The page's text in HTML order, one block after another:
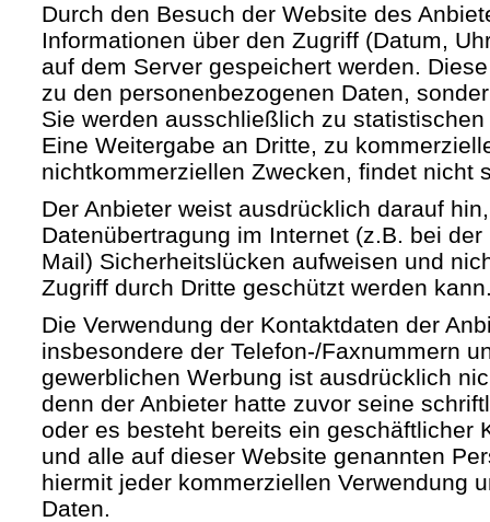
Durch den Besuch der Website des
Informationen über den Zugriff (Datum,
auf dem Server gespeichert werden.
zu den personenbezogenen Daten,
Sie werden ausschließlich zu
Eine Weitergabe an Dritte, zu
nichtkommerziellen Zwecken, findet nicht
Der Anbieter weist ausdrücklich darauf
Datenübertragung im Internet (z.B. bei
Mail) Sicherheitslücken aufweisen und
Zugriff durch Dritte geschützt werden
Die Verwendung der Kontaktdaten der
insbesondere der Telefon-/Faxnummern
gewerblichen Werbung ist ausdrücklich
denn der Anbieter hatte zuvor seine
oder es besteht bereits ein geschäftlicher
und alle auf dieser Website genannten
hiermit jeder kommerziellen Verwendung
Daten.